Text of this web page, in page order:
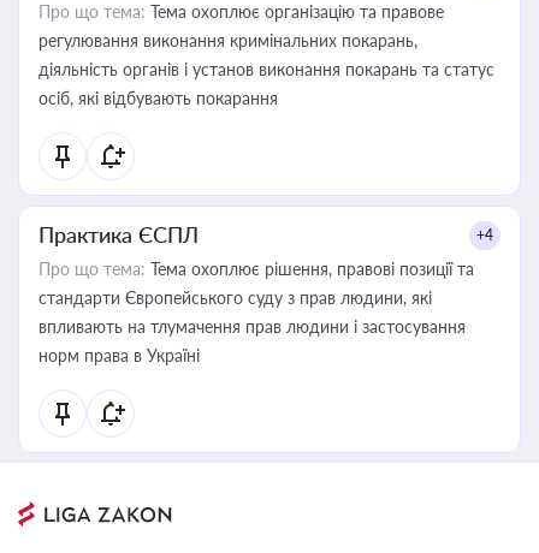
Про що тема: Тема охоплює організацію та правове
регулювання виконання кримінальних покарань,
діяльність органів і установ виконання покарань та статус
осіб, які відбувають покарання
Практика ЄСПЛ +4
Про що тема: Тема охоплює рішення, правові позиції та
стандарти Європейського суду з прав людини, які
впливають на тлумачення прав людини і застосування
норм права в Україні